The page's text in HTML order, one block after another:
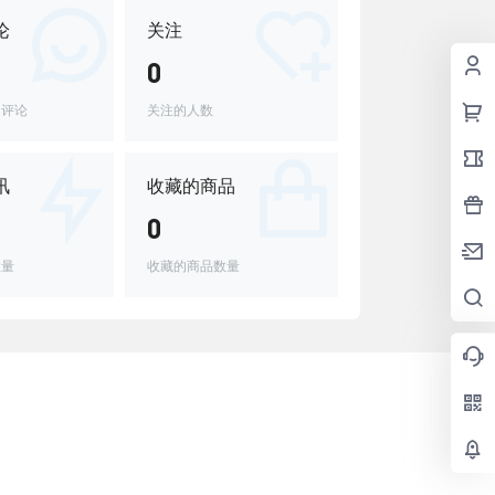
论
关注
0
关注的人数
收藏的商品
0
收藏的商品数量